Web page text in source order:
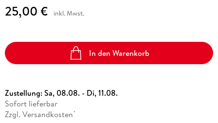
25,00 € inkl. Mwst.
In den Warenkorb
Zustellung:Sa, 08.08. - Di, 11.08.
Sofort lieferbar
Zzgl. Versandkosten *